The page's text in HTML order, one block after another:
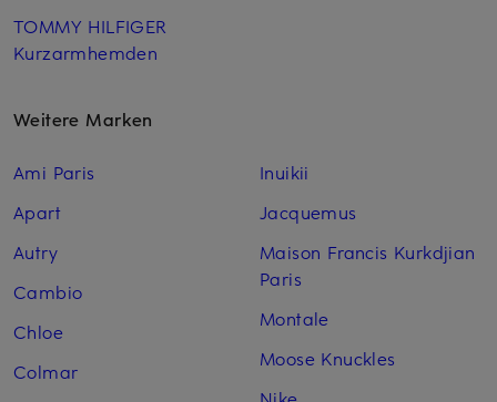
TOMMY HILFIGER
Kurzarm­hemden
Weitere Marken
Ami Paris
Apart
Autry
Cambio
Chloe
Colmar
Inuikii
Jacquemus
Maison Francis Kurkdjian
Paris
Montale
Moose Knuckles